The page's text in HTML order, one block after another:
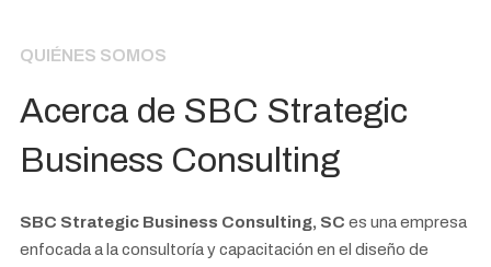
QUIÉNES SOMOS
Acerca de SBC Strategic
Business Consulting
SBC Strategic Business Consulting, SC es una empresa
enfocada a la consultoría y capacitación en el diseño de